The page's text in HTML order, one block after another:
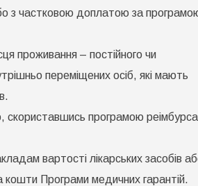
з частковою доплатою за
проживання – постійного чи
переміщених осіб, які мають
програмою
вартості лікарських засобів
кошти Програми медичних гарантій.